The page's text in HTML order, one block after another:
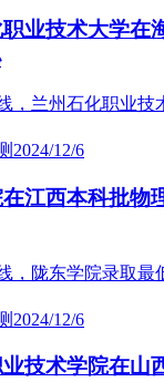
业技术大学在
2024/12/6
江西本科批物
2024/12/6
技术学院在山